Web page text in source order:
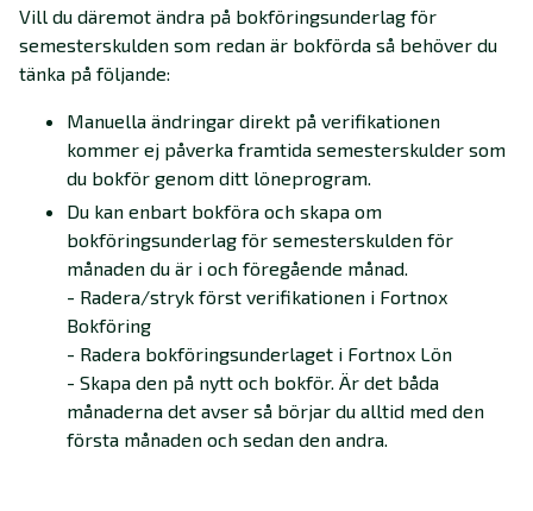
Vill du däremot ändra på bokföringsunderlag för
semesterskulden som redan är bokförda så behöver du
tänka på följande:
Manuella ändringar direkt på verifikationen
kommer ej påverka framtida semesterskulder som
du bokför genom ditt löneprogram.
Du kan enbart bokföra och skapa om
bokföringsunderlag för semesterskulden för
månaden du är i och föregående månad.
- Radera/stryk först verifikationen i Fortnox
Bokföring
- Radera bokföringsunderlaget i Fortnox Lön
- Skapa den på nytt och bokför. Är det båda
månaderna det avser så börjar du alltid med den
första månaden och sedan den andra.